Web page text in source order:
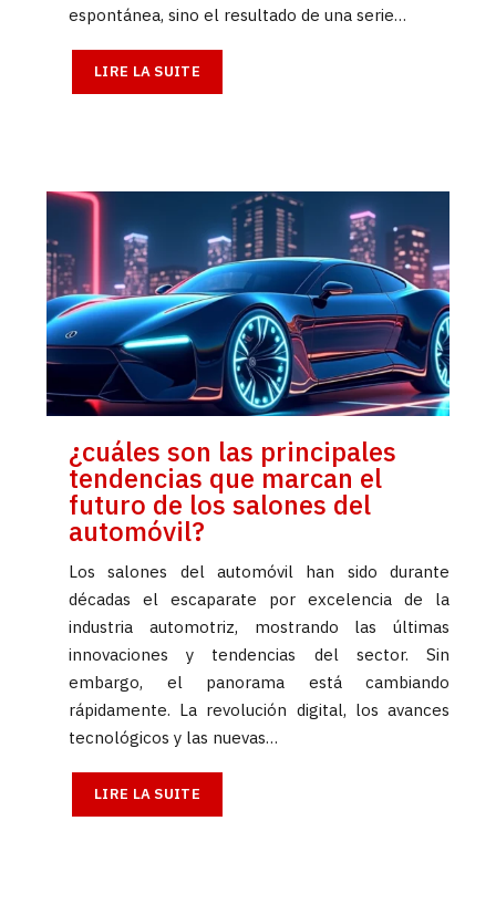
espontánea, sino el resultado de una serie…
LIRE LA SUITE
¿cuáles son las principales
tendencias que marcan el
futuro de los salones del
automóvil?
Los salones del automóvil han sido durante
décadas el escaparate por excelencia de la
industria automotriz, mostrando las últimas
innovaciones y tendencias del sector. Sin
embargo, el panorama está cambiando
rápidamente. La revolución digital, los avances
tecnológicos y las nuevas…
LIRE LA SUITE